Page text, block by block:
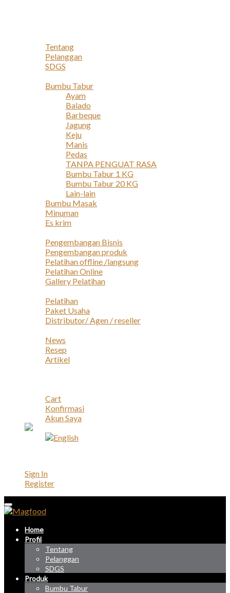
Tentang
Pelanggan
SDGS
Bumbu Tabur
Ayam
Balado
Barbeque
Jagung
Keju
Manis
Pedas
TANPA PENGUAT RASA
Bumbu Tabur 1 KG
Bumbu Tabur 20 KG
Lain-lain
Bumbu Masak
Minuman
Es krim
Pengembangan Bisnis
Pengembangan produk
Pelatihan offline /langsung
Pelatihan Online
Gallery Pelatihan
Pelatihan
Paket Usaha
Distributor/ Agen / reseller
News
Resep
Artikel
Cart
Konfirmasi
Akun Saya
Sign In
Register
Home
Profil
Tentang
Pelanggan
SDGS
Produk
Bumbu Tabur